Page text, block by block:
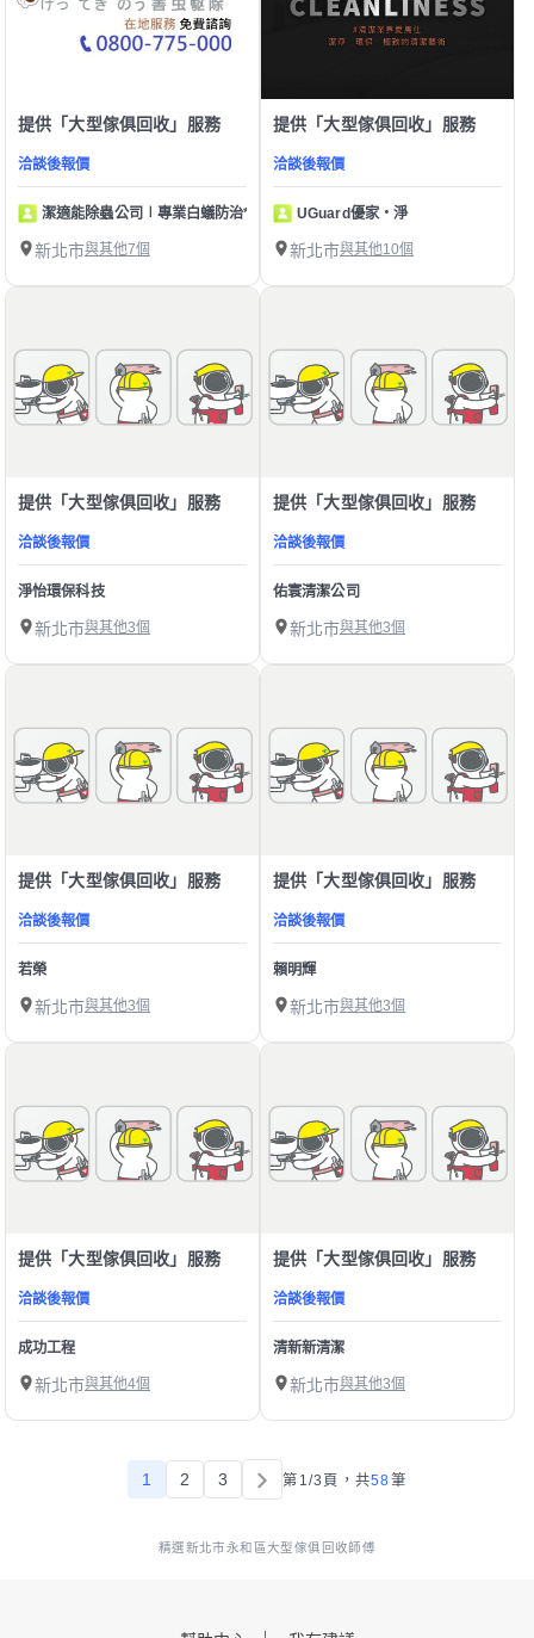
提供「大型傢俱回收」服務
洽談後報價
潔適能除蟲公司∣專業白蟻防治*居家害蟲*防疫消毒
新北市與其他7個
提供「大型傢俱回收」服務
洽談後報價
UGuard優家・淨
新北市與其他10個
提供「大型傢俱回收」服務
洽談後報價
淨怡環保科技
新北市與其他3個
提供「大型傢俱回收」服務
洽談後報價
佑寰清潔公司
新北市與其他3個
提供「大型傢俱回收」服務
洽談後報價
若榮
新北市與其他3個
提供「大型傢俱回收」服務
洽談後報價
賴明輝
新北市與其他3個
提供「大型傢俱回收」服務
洽談後報價
成功工程
新北市與其他4個
提供「大型傢俱回收」服務
洽談後報價
清新新清潔
新北市與其他3個
1 2 3 第1/3頁， 共58筆
精選新北市永和區大型傢俱回收師傅